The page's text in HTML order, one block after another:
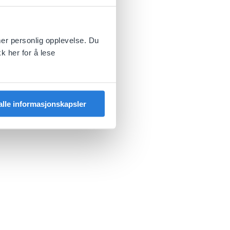
personlig opplevelse. Du
her for å lese
informasjonskapsler